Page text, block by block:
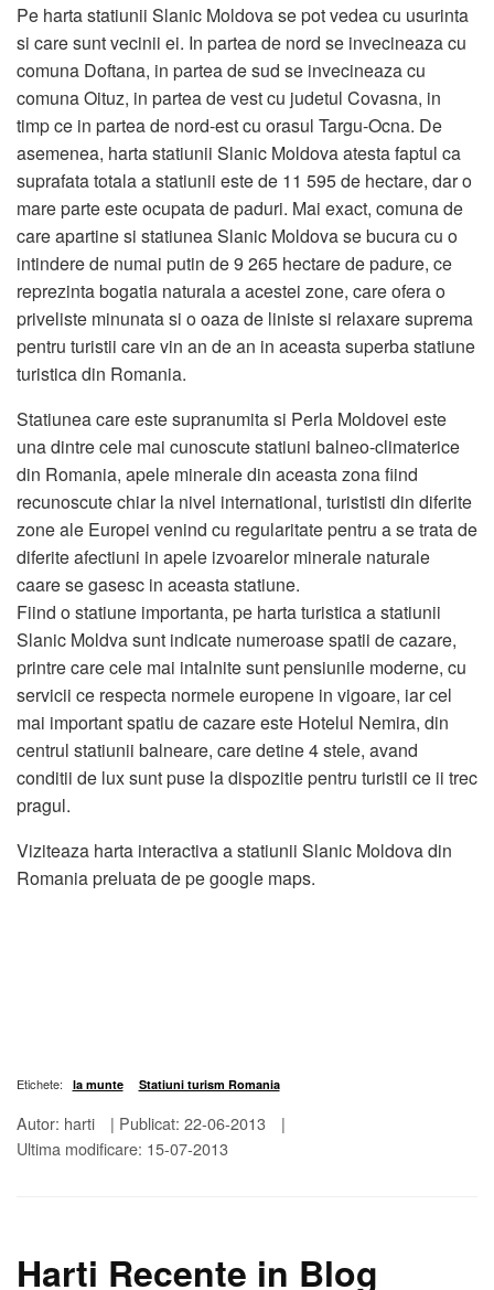
Pe harta statiunii Slanic Moldova se pot vedea cu usurinta
si care sunt vecinii ei. In partea de nord se invecineaza cu
comuna Doftana, in partea de sud se invecineaza cu
comuna Oituz, in partea de vest cu judetul Covasna, in
timp ce in partea de nord-est cu orasul Targu-Ocna. De
asemenea, harta statiunii Slanic Moldova atesta faptul ca
suprafata totala a statiunii este de 11 595 de hectare, dar o
mare parte este ocupata de paduri. Mai exact, comuna de
care apartine si statiunea Slanic Moldova se bucura cu o
intindere de numai putin de 9 265 hectare de padure, ce
reprezinta bogatia naturala a acestei zone, care ofera o
priveliste minunata si o oaza de liniste si relaxare suprema
pentru turistii care vin an de an in aceasta superba statiune
turistica din Romania.
Statiunea care este supranumita si Perla Moldovei este
una dintre cele mai cunoscute statiuni balneo-climaterice
din Romania, apele minerale din aceasta zona fiind
recunoscute chiar la nivel international, turististi din diferite
zone ale Europei venind cu regularitate pentru a se trata de
diferite afectiuni in apele izvoarelor minerale naturale
caare se gasesc in aceasta statiune.
Fiind o statiune importanta, pe harta turistica a statiunii
Slanic Moldva sunt indicate numeroase spatii de cazare,
printre care cele mai intalnite sunt pensiunile moderne, cu
servicii ce respecta normele europene in vigoare, iar cel
mai important spatiu de cazare este Hotelul Nemira, din
centrul statiunii balneare, care detine 4 stele, avand
conditii de lux sunt puse la dispozitie pentru turistii ce ii trec
pragul.
Viziteaza harta interactiva a statiunii Slanic Moldova din
Romania preluata de pe google maps.
Etichete: la munte Statiuni turism Romania
Autor: harti | Publicat: 22-06-2013
|
Ultima modificare: 15-07-2013
Harti Recente in Blog